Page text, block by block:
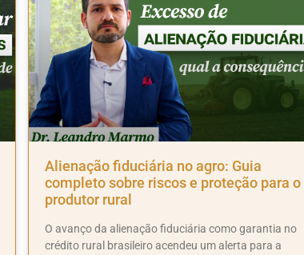
Alienação fiduciária no agro: Guia
completo sobre riscos e proteção para o
produtor rural
O avanço da alienação fiduciária como garantia no
crédito rural brasileiro acendeu um alerta para a